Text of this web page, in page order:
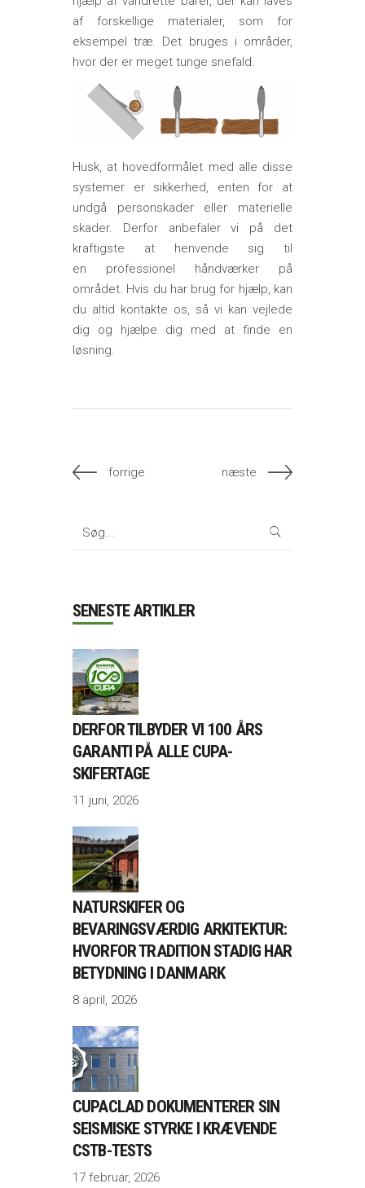
af forskellige materialer, som for
eksempel træ. Det bruges i områder,
hvor der er meget tunge snefald.
Husk, at hovedformålet med alle disse
systemer er sikkerhed, enten for at
undgå personskader eller materielle
skader. Derfor anbefaler vi på det
kraftigste at henvende sig til
en professionel håndværker på
området. Hvis du har brug for hjælp, kan
du altid kontakte os, så vi kan vejlede
dig og hjælpe dig med at finde en
løsning.
forrige næste
Search
SENESTE ARTIKLER
DERFOR TILBYDER VI 100 ÅRS
GARANTI PÅ ALLE CUPA-
SKIFERTAGE
11 juni, 2026
NATURSKIFER OG
BEVARINGSVÆRDIG ARKITEKTUR:
HVORFOR TRADITION STADIG HAR
BETYDNING I DANMARK
8 april, 2026
CUPACLAD DOKUMENTERER SIN
SEISMISKE STYRKE I KRÆVENDE
CSTB-TESTS
17 februar, 2026